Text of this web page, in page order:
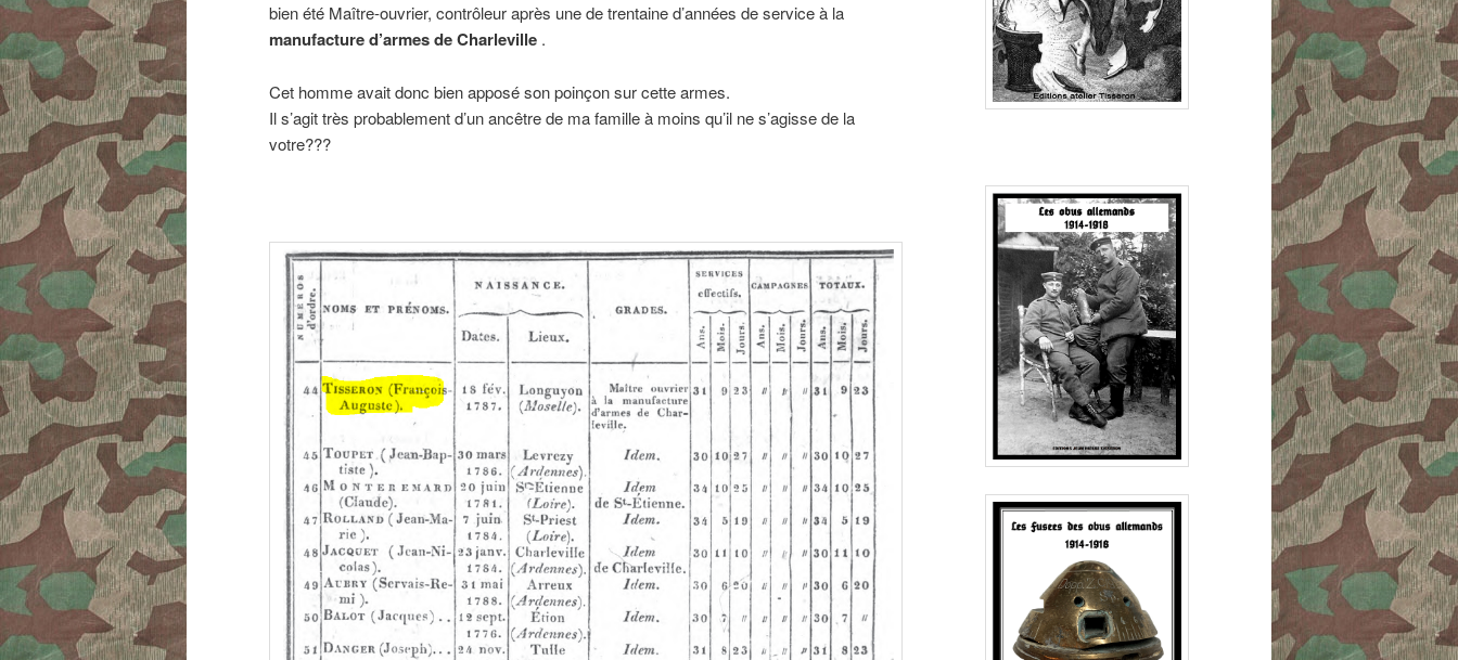
bien été Maître-ouvrier, contrôleur après une de trentaine d’années de service à la
manufacture d’armes de Charleville .
Cet homme avait donc bien apposé son poinçon sur cette armes.
Il s’agit très probablement d’un ancêtre de ma famille à moins qu’il ne s’agisse de la
votre???